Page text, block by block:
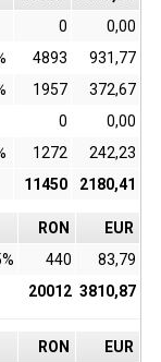
0
0,00
4893
931,77
1957
372,67
0
0,00
1272
242,23
11450 2180,41
RON
EUR
440
83,79
20012 3810,87
RON
EUR